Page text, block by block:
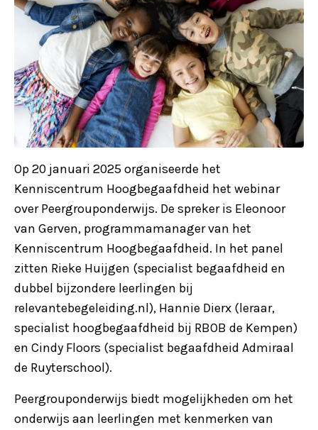
Op 20 januari 2025 organiseerde het
Kenniscentrum Hoogbegaafdheid het webinar
over Peergrouponderwijs. De spreker is Eleonoor
van Gerven, programmamanager van het
Kenniscentrum Hoogbegaafdheid. In het panel
zitten Rieke Huijgen (specialist begaafdheid en
dubbel bijzondere leerlingen bij
relevantebegeleiding.nl), Hannie Dierx (leraar,
specialist hoogbegaafdheid bij RBOB de Kempen)
en Cindy Floors (specialist begaafdheid Admiraal
de Ruyterschool).
Peergrouponderwijs biedt mogelijkheden om het
onderwijs aan leerlingen met kenmerken van